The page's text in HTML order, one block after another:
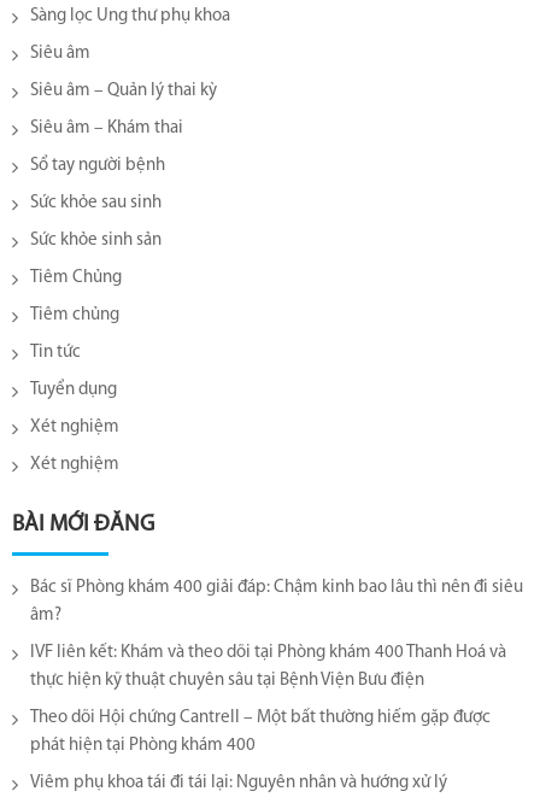
Sàng lọc Ung thư phụ khoa
Siêu âm
Siêu âm – Quản lý thai kỳ
Siêu âm – Khám thai
Sổ tay người bệnh
Sức khỏe sau sinh
Sức khỏe sinh sản
Tiêm Chủng
Tiêm chủng
Tin tức
Tuyển dụng
Xét nghiệm
Xét nghiệm
BÀI MỚI ĐĂNG
Bác sĩ Phòng khám 400 giải đáp: Chậm kinh bao lâu thì nên đi siêu
âm?
IVF liên kết: Khám và theo dõi tại Phòng khám 400 Thanh Hoá và
thực hiện kỹ thuật chuyên sâu tại Bệnh Viện Bưu điện
Theo dõi Hội chứng Cantrell – Một bất thường hiếm gặp được
phát hiện tại Phòng khám 400
Viêm phụ khoa tái đi tái lại​: Nguyên nhân và hướng xử lý